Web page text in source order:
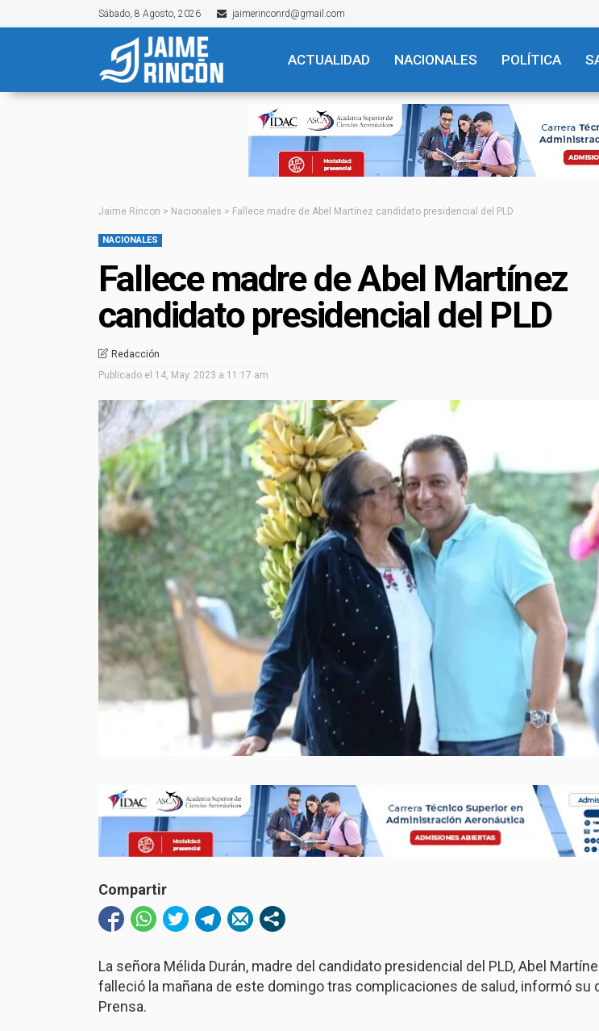
Sábado, 8 Agosto, 2026 jaimerinconrd@gmail.com
ACTUALIDAD NACIONALES POLÍTICA
Jaime Rincon > Nacionales > Fallece madre de Abel Martínez candidato presidencial del PLD
NACIONALES
Fallece madre de Abel Martínez
candidato presidencial del PLD
Redacción
Publicado el 14, May. 2023 a 11:17 am
Compartir
La señora Mélida Durán, madre del candidato presidencial del PLD, Abel
falleció la mañana de este domingo tras complicaciones de salud, informó su
Prensa.